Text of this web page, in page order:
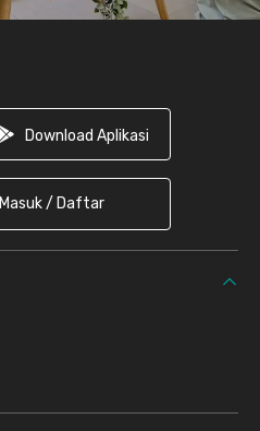
Download Aplikasi
Masuk / Daftar